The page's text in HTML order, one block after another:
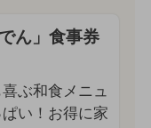
ん」食事券
ぶ和食メニュ
い！お得に家